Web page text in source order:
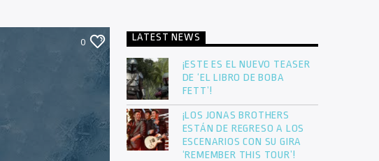
0 LATEST NEWS
¡ESTE ES EL NUEVO TEASER
DE ‘EL LIBRO DE BOBA
FETT’!
¡LOS JONAS BROTHERS
ESTÁN DE REGRESO A LOS
ESCENARIOS CON SU GIRA
‘REMEMBER THIS TOUR’!